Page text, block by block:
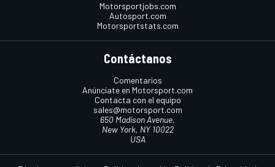
Motorsportjobs.com
Autosport.com
Motorsportstats.com
Contáctanos
Comentarios
Anúnciate en Motorsport.com
Contacta con el equipo
sales@motorsport.com
650 Madison Avenue,
New York, NY 10022
USA